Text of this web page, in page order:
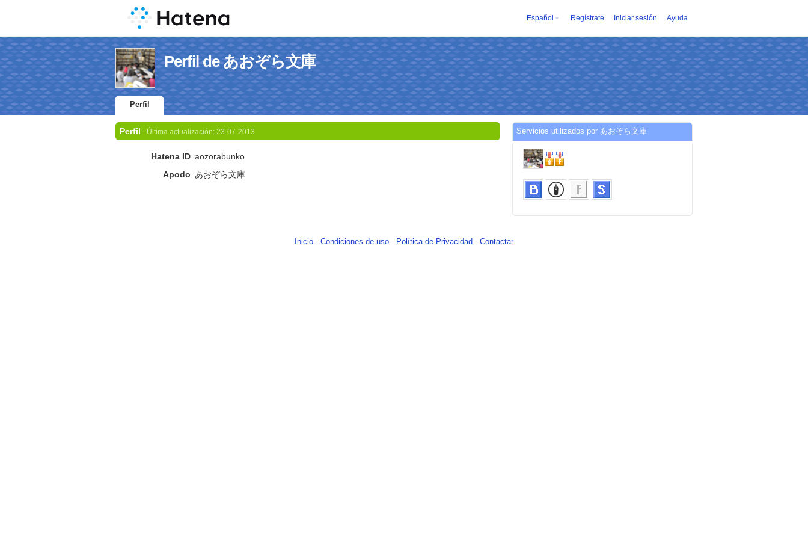
Español Regístrate Iniciar sesión Ayuda
Perfil de あおぞら文庫
Perfil
Perfil Última actualización: 23-07-2013
Hatena ID aozorabunko
Apodo あおぞら文庫
Servicios utilizados por あおぞら文庫
Inicio - Condiciones de uso - Política de Privacidad - Contactar